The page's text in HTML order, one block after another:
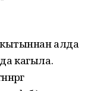
алда
кагыла.